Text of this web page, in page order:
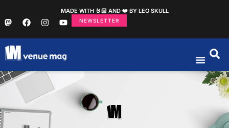
MADE WITH 🤘🏻 AND ❤️ BY LEO SKULL
NEWSLETTER